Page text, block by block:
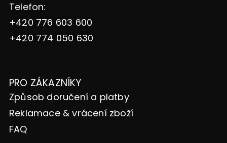
Telefon:
+420 776 603 600
+420 774 050 630
PRO ZÁKAZNÍKY
Způsob doručení a platby
Reklamace & vrácení zboží
FAQ